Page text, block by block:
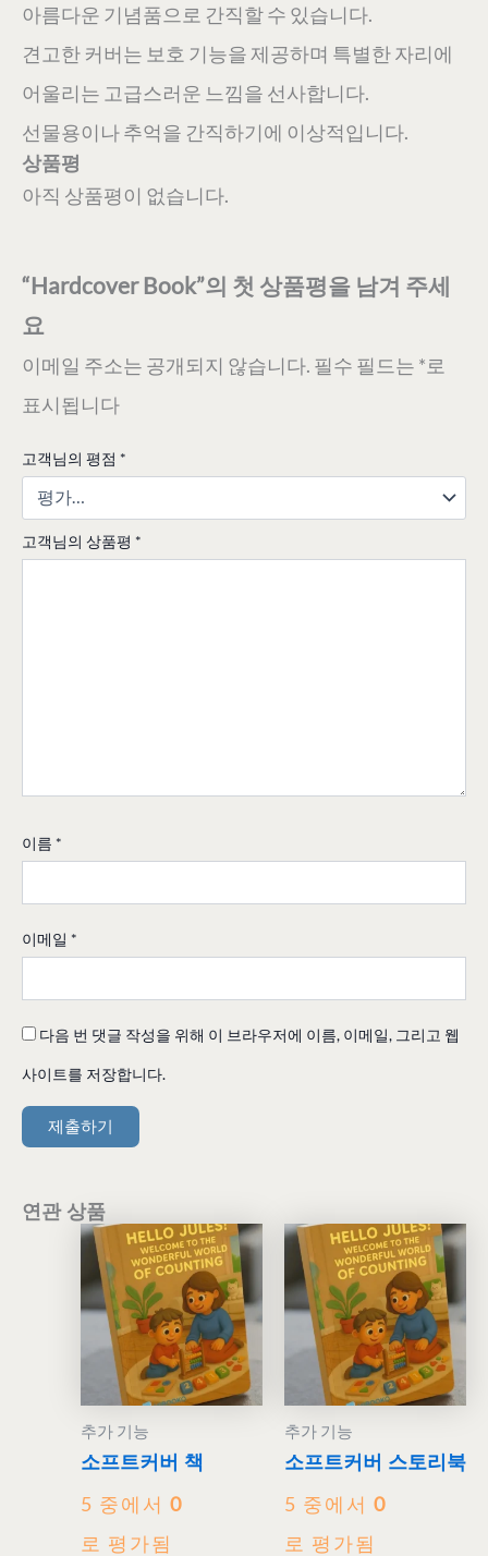
아름다운 기념품으로 간직할 수 있습니다.
견고한 커버는 보호 기능을 제공하며 특별한 자리에
어울리는 고급스러운 느낌을 선사합니다.
선물용이나 추억을 간직하기에 이상적입니다.
상품평
아직 상품평이 없습니다.
“Hardcover Book”의 첫 상품평을 남겨 주세
요
이메일 주소는 공개되지 않습니다. 필수 필드는 *로
표시됩니다
고객님의 평점 *
고객님의 상품평 *
이름 *
이메일 *
다음 번 댓글 작성을 위해 이 브라우저에 이름, 이메일, 그리고 웹
사이트를 저장합니다.
연관 상품
추가 기능
소프트커버 책
5 중에서 0
로 평가됨
추가 기능
소프트커버 스토리북
5 중에서 0
로 평가됨